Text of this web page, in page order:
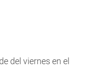
del viernes en el